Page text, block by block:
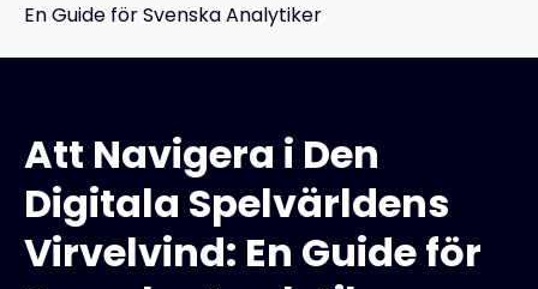
IT Infrastructure & Software Development
Services
END TO END DATA CENTER SOLUTIONS
IOT
OneConnect
Our Story
En Guide för Svenska Analytiker
Att Navigera i Den
Digitala Spelvärldens
Virvelvind: En Guide för